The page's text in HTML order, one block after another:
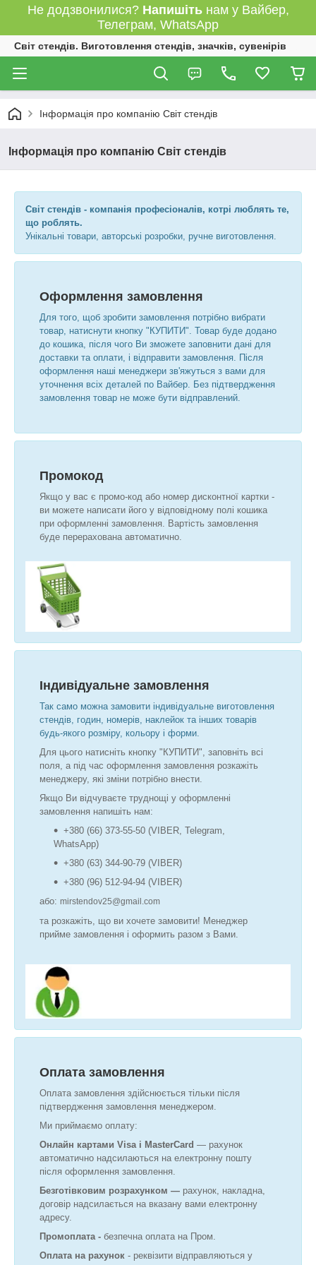
Не додзвонилися? Напишітьнам у Вайбер,
Телеграм, WhatsApp
Світ стендів. Виготовлення стендів, значків, сувенірів
Інформація про компанію Світ стендів
Інформація про компанію Світ стендів
Світ стендів - компанія професіоналів, котрі люблять те,
що роблять.
Унікальні товари, авторські розробки, ручне виготовлення.
Оформлення замовлення
Для того, щоб зробити замовлення потрібно вибрати
товар, натиснути кнопку "КУПИТИ". Товар буде додано
до кошика, після чого Ви зможете заповнити дані для
доставки та оплати, і відправити замовлення. Після
оформлення наші менеджери зв'яжуться з вами для
уточнення всіх деталей по Вайбер. Без підтвердження
замовлення товар не може бути відправлений.
Промокод
Якщо у вас є промо-код або номер дисконтної картки -
ви можете написати його у відповідному полі кошика
при оформленні замовлення. Вартість замовлення
буде перерахована автоматично.
Індивідуальне замовлення
Так само можна замовити індивідуальне виготовлення
стендів, годин, номерів, наклейок та інших товарів
будь-якого розміру, кольору і форми.
Для цього натисніть кнопку "КУПИТИ", заповніть всі
поля, а під час оформлення замовлення розкажіть
менеджеру, які зміни потрібно внести.
Якщо Ви відчуваєте труднощі у оформленні
замовлення напишіть нам:
+380 (66) 373-55-50 (VIBER, Telegram,
WhatsApp)
+380 (63) 344-90-79 (VIBER)
+380 (96) 512-94-94 (VIBER)
або: mirstendov25@gmail.com
та розкажіть, що ви хочете замовити! Менеджер
прийме замовлення і оформить разом з Вами.
Оплата замовлення
Оплата замовлення здійснюється тільки після
підтвердження замовлення менеджером.
Ми приймаємо оплату:
Онлайн картами Visa і MasterCard ― рахунок
автоматично надсилаються на електронну пошту
після оформлення замовлення.
Безготівковим розрахунком ― рахунок, накладна,
договір надсилається на вказану вами електронну
адресу.
Промоплата - безпечна оплата на Пром.
Оплата на рахунок - реквізити відправляються у